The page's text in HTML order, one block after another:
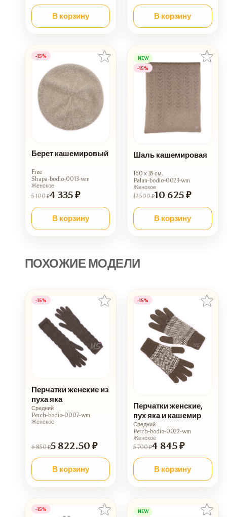
В корзину В корзину
Берет кашемировый
Free
Shapa-bodio-0013-wm
Женское
5 100 ₽4 335 ₽
В корзину
-15%
Шаль кашемировая
160 х 35 см.
Palan-bodio-0023-wm
Женское
12 500 ₽10 625 ₽
В корзину
NEW
-15%
ПОХОЖИЕ МОДЕЛИ
Перчатки женские из
пуха яка
Средний
Perch-bodio-0007-wm
Женское
6 850 ₽5 822.50 ₽
В корзину
-15%
Перчатки женские,
пух яка и кашемир
Средний
Perch-bodio-0022-wm
Женское
5 700 ₽4 845 ₽
В корзину
-15%
-15%
NEW